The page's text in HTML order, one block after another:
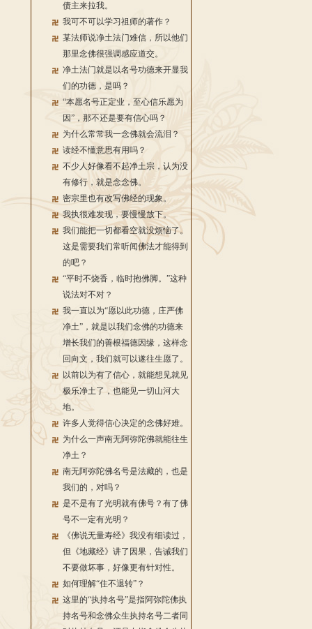
债主来拉我。
我可不可以学习祖师的著作？
某法师说净土法门难信，所以他们
那里念佛很强调感应道交。
净土法门就是以名号功德来开显我
们的功德，是吗？
“本愿名号正定业，至心信乐愿为
因”，那不还是要有信心吗？
为什么常常我一念佛就会流泪？
读经不懂意思有用吗？
不少人好像看不起净土宗，认为没
有修行，就是念念佛。
密宗里也有改写佛经的现象。
我执很难发现，要慢慢放下。
我们能把一切都看空就没烦恼了。
这是需要我们常听闻佛法才能得到
的吧？
“平时不烧香，临时抱佛脚。”这种
说法对不对？
我一直以为“愿以此功德，庄严佛
净土”，就是以我们念佛的功德来
增长我们的善根福德因缘，这样念
回向文，我们就可以遂往生愿了。
以前以为有了信心，就能想见就见
极乐净土了，也能见一切山河大
地。
许多人觉得信心决定的念佛好难。
为什么一声南无阿弥陀佛就能往生
净土？
南无阿弥陀佛名号是法藏的，也是
我们的，对吗？
是不是有了光明就有佛号？有了佛
号不一定有光明？
《佛说无量寿经》我没有细读过，
但《地藏经》讲了因果，告诫我们
不要做坏事，好像更有针对性。
如何理解“住不退转”？
这里的“执持名号”是指阿弥陀佛执
持名号和念佛众生执持名号二者同